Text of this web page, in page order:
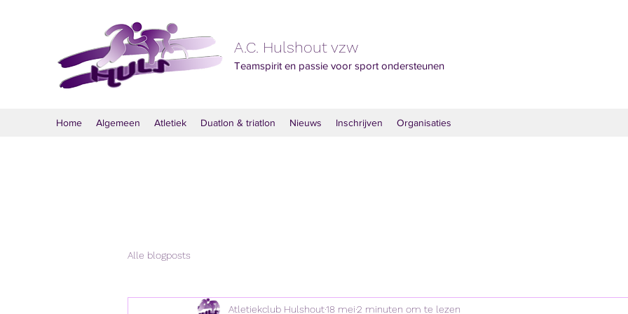
A.C. Hulshout vzw
Teamspirit en passie voor sport ondersteunen
Home Algemeen Atletiek Duatlon & triatlon Nieuws Inschrijven Organisaties
Alle blogposts
Atletiekclub Hulshout18 mei2 minuten om te lezen